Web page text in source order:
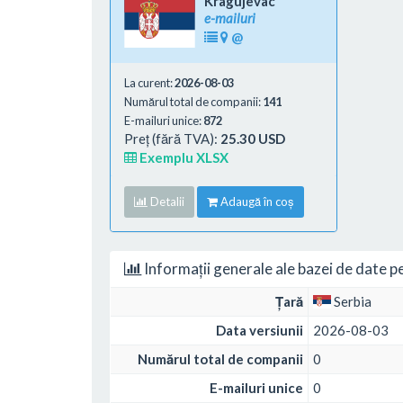
e-mailuri
@
La curent:2026-08-03
Numărul total de companii:141
E-mailuri unice:872
Preț (fără TVA): 25.30 USD
Exemplu XLSX
Detalii Adaugă în coș
Informații generale ale bazei de date
Țară
Serbia
Data versiunii
2026-08-03
Numărul total de companii
0
E-mailuri unice
0